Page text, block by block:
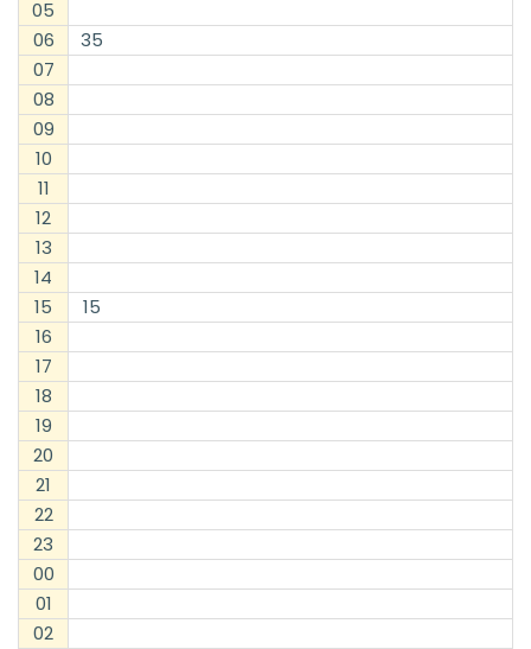
05
06
35
07
08
09
10
11
12
13
14
15
15
16
17
18
19
20
21
22
23
00
01
02